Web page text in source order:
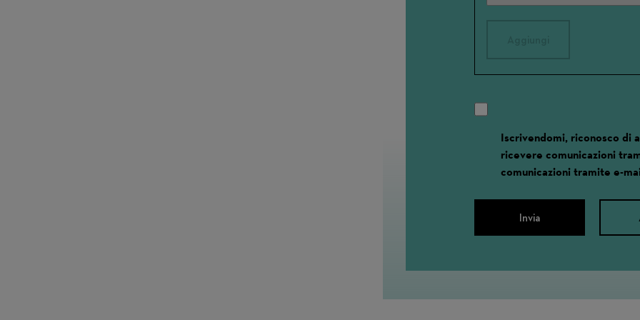
Iscrivendomi, riconosco di
ricevere comunicazioni
comunicazioni tramite e-
Invia